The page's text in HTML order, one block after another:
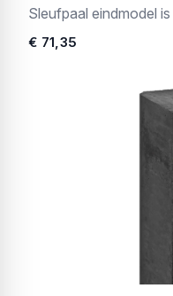
Sleufpaal eindmodel
€ 71,35